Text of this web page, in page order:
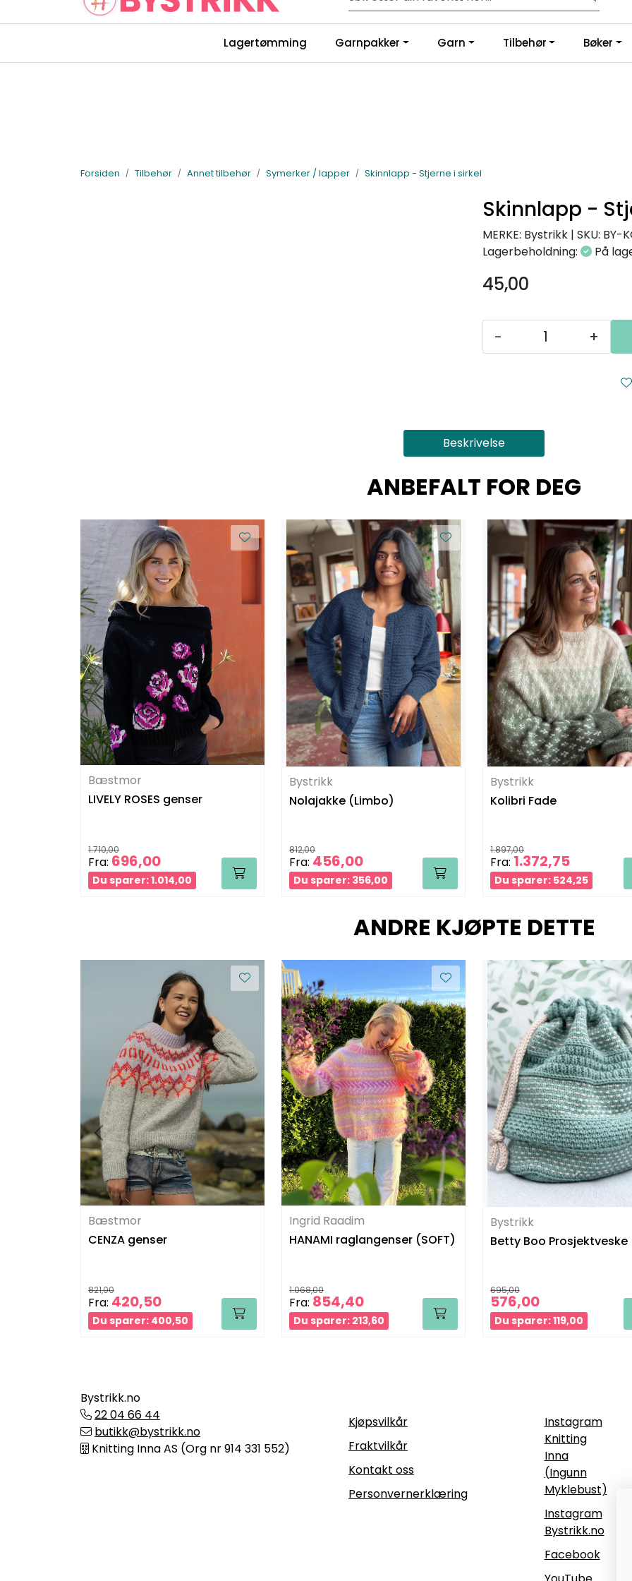
Skip to main content Fri frakt fra kr 1200,-
Lagertømming Garnpakker Garn Tilbehør Bøker
Forsiden Tilbehør Annet tilbehør Symerker / lapper Skinnlapp - Stjerne i sirkel
Skinnlapp -
MERKE: Bystrikk | SKU: BY-
Lagerbeholdning:
På
45,00
- +
Beskrivelse
ANBEFALT FOR DEG
Bæstmor
LIVELY ROSES genser
1.710,00
Fra: 696,00
Du sparer: 1.014,00
Bystrikk
Nolajakke (Limbo)
812,00
Fra: 456,00
Du sparer: 356,00
Bystrikk
Kolibri Fade
1.897,00
Fra: 1.372,75
Du sparer: 524,25
ANDRE KJØPTE DETTE
Bæstmor
CENZA genser
821,00
Fra: 420,50
Du sparer: 400,50
Ingrid Raadim
HANAMI raglangenser (SOFT)
1.068,00
Fra: 854,40
Du sparer: 213,60
Bystrikk
Betty Boo Prosjektveske
695,00
576,00
Du sparer: 119,00
Bystrikk.no
22 04 66 44
butikk@bystrikk.no
Knitting Inna AS (Org nr 914 331 552)
Kjøpsvilkår
Fraktvilkår
Kontakt oss
Personvernerklæring
Instagram
Knitting
Inna
(Ingunn
Myklebust)
Instagram
Bystrikk.no
Facebook